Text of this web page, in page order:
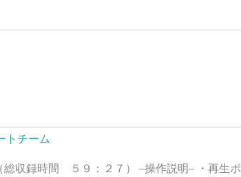
トチーム
収録時間 ５９：２７） –操作説明– ・再生ボ